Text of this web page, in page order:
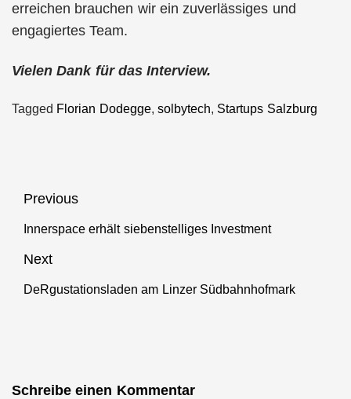
erreichen brauchen wir ein zuverlässiges und
engagiertes Team.
Vielen Dank für das Interview.
Tagged Florian Dodegge, solbytech, Startups Salzburg
Beitragsnavigation
Previous
Previous
Innerspace erhält siebenstelliges Investment
Next
Next
DeRgustationsladen am Linzer Südbahnhofmark
Schreibe einen Kommentar